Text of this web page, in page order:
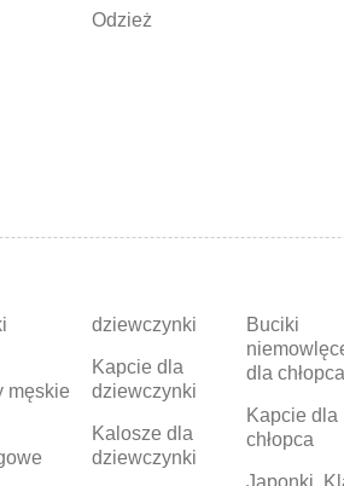
Odzież
męskie
dziewczynki
Kapcie dla
dziewczynki
Kalosze dla
dziewczynki
Buciki
dla chłopca
Kapcie dla
chłopca